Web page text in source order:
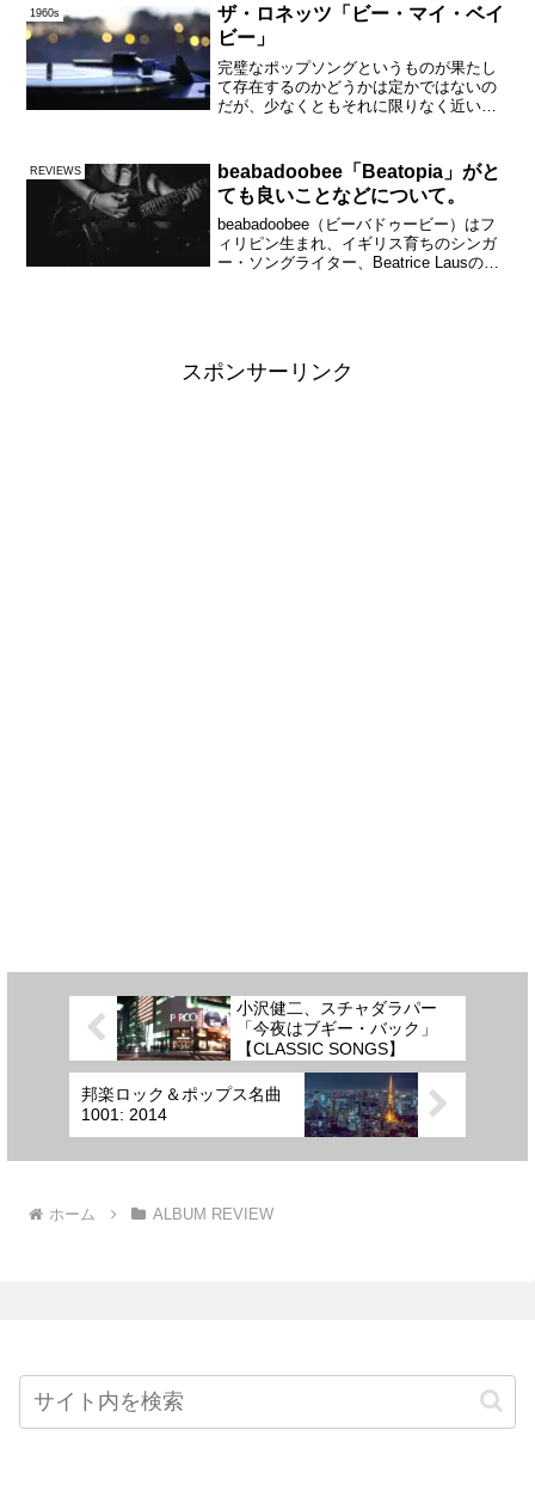
グ・サムシング」「シ...
1960s
ザ・ロネッツ「ビー・マイ・ベイ
ビー」
完璧なポップソングというものが果たし
て存在するのかどうかは定かではないの
だが、少なくともそれに限りなく近いも
いだろうか。1963年の夏にリリースさ
れ、10月に全米シン...
REVIEWS
beabadoobee「Beatopia」がと
ても良いことなどについて。
beabadoobee（ビーバドゥービー）はフ
ィリピン生まれ、イギリス育ちのシンガ
ー・ソングライター、Beatrice Lausのア
スポンサーリンク
小沢健二、スチャダラパー
「今夜はブギー・バック」
【CLASSIC SONGS】
邦楽ロック＆ポップス名曲
1001: 2014
ホーム ALBUM REVIEW